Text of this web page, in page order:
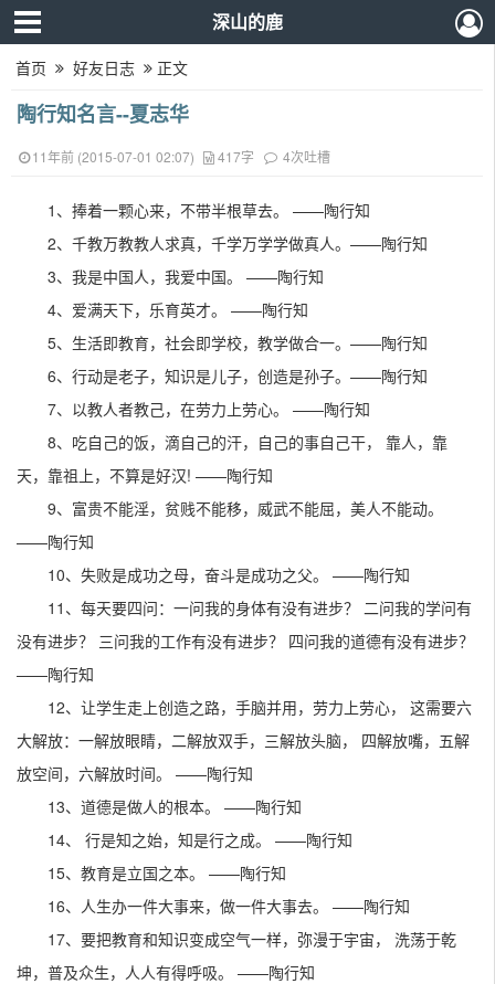
深山的鹿
首页 好友日志 正文
陶行知名言--夏志华
11年前 (2015-07-01 02:07) 417字 4次吐槽
1、捧着一颗心来，不带半根草去。 ——陶行知
2、千教万教教人求真，千学万学学做真人。——陶行知
3、我是中国人，我爱中国。 ——陶行知
4、爱满天下，乐育英才。 ——陶行知
5、生活即教育，社会即学校，教学做合一。——陶行知
6、行动是老子，知识是儿子，创造是孙子。——陶行知
7、以教人者教己，在劳力上劳心。 ——陶行知
8、吃自己的饭，滴自己的汗，自己的事自己干， 靠人，靠
天，靠祖上，不算是好汉! ——陶行知
9、富贵不能淫，贫贱不能移，威武不能屈，美人不能动。
——陶行知
10、失败是成功之母，奋斗是成功之父。 ——陶行知
11、每天要四问：一问我的身体有没有进步？ 二问我的学问有
没有进步？ 三问我的工作有没有进步？ 四问我的道德有没有进步？
——陶行知
12、让学生走上创造之路，手脑并用，劳力上劳心， 这需要六
大解放：一解放眼睛，二解放双手，三解放头脑， 四解放嘴，五解
放空间，六解放时间。 ——陶行知
13、道德是做人的根本。 ——陶行知
14、 行是知之始，知是行之成。 ——陶行知
15、教育是立国之本。 ——陶行知
16、人生办一件大事来，做一件大事去。 ——陶行知
17、要把教育和知识变成空气一样，弥漫于宇宙， 洗荡于乾
坤，普及众生，人人有得呼吸。 ——陶行知